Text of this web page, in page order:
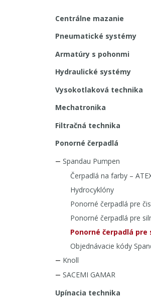
Centrálne mazanie
Pneumatické systémy
Armatúry s pohonmi
Hydraulické systémy
Vysokotlaková technika
Mechatronika
Filtračná technika
Ponorné čerpadlá
Spandau Pumpen
Čerpadlá na farby –
Hydrocyklóny
Ponorné čerpadlá pre
Ponorné čerpadlá pre
Ponorné čerpadlá
Objednávacie kódy
Knoll
SACEMI GAMAR
Upínacia technika